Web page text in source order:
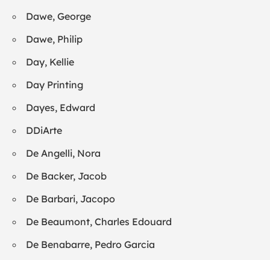
Dawe, George
Dawe, Philip
Day, Kellie
Day Printing
Dayes, Edward
DDiArte
De Angelli, Nora
De Backer, Jacob
De Barbari, Jacopo
De Beaumont, Charles Edouard
De Benabarre, Pedro Garcia